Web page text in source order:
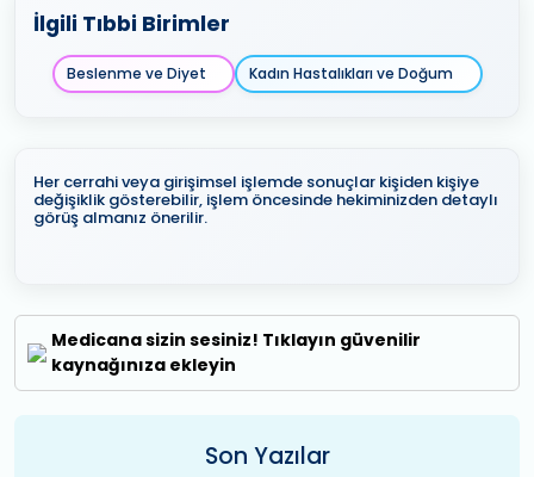
İlgili Tıbbi Birimler
Beslenme ve Diyet Kadın Hastalıkları ve Doğum
Her cerrahi veya girişimsel işlemde sonuçlar kişiden kişiye
değişiklik gösterebilir, işlem öncesinde hekiminizden detaylı
görüş almanız önerilir.
Medicana sizin sesiniz! Tıklayın güvenilir
kaynağınıza ekleyin
Son Yazılar